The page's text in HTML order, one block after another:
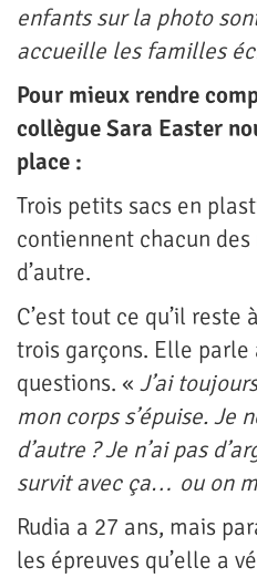
enfants sur la photo
accueille les familles
Pour mieux rendre
collègue Sara Easter
place :
Trois petits sacs en
contiennent chacun
d’autre.
C’est tout ce qu’il
trois garçons. Elle parle
questions. « J’ai
mon corps s’épuise. Je
d’autre ? Je n’ai pas
survit avec ça… ou on
Rudia a 27 ans, mais
les épreuves qu’elle a